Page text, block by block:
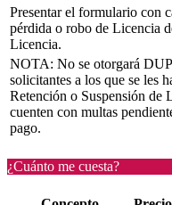
Presentar el formulario con
pérdida o robo de Licencia
Licencia.
NOTA: No se otorgará
solicitantes a los que se les
Retención o Suspensión de
cuenten con multas
pago.
¿Cuánto me cuesta?